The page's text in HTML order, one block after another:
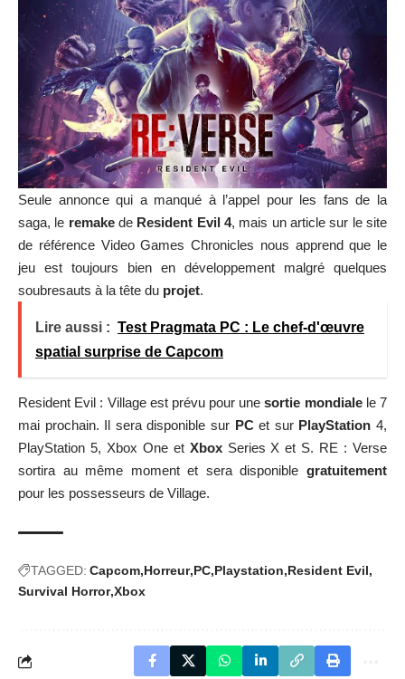
Seule annonce qui a manqué à l’appel pour les fans de la
saga, le remakede Resident Evil 4, mais un article sur le site
de référence Video Games Chronicles nous apprend que le
jeu est toujours bien en développement malgré quelques
soubresauts à la tête du projet.
Lire aussi : Test Pragmata PC : Le chef-d'œuvre
spatial surprise de Capcom
Resident Evil : Village est prévu pour unesortie mondialele 7
mai prochain. Il sera disponible sur PCet sur PlayStation 4,
PlayStation 5, Xbox One et XboxSeries X et S. RE : Verse
sortira au même moment et sera disponible gratuitement
pour les possesseurs de Village.
TAGGED: Capcom Horreur PC Playstation Resident Evil
Survival Horror Xbox